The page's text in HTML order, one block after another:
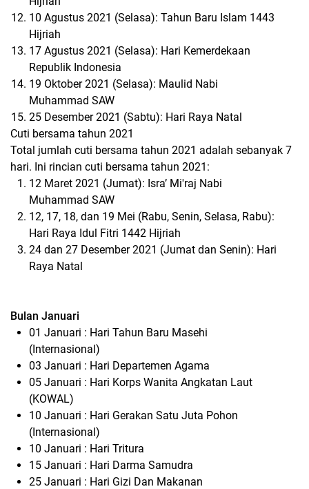
10 Agustus 2021 (Selasa): Tahun Baru Islam 1443
Hijriah
17 Agustus 2021 (Selasa): Hari Kemerdekaan
Republik Indonesia
19 Oktober 2021 (Selasa): Maulid Nabi
Muhammad SAW
25 Desember 2021 (Sabtu): Hari Raya Natal
Cuti bersama tahun 2021
Total jumlah cuti bersama tahun 2021 adalah sebanyak 7
hari. Ini rincian cuti bersama tahun 2021:
12 Maret 2021 (Jumat): Isra’ Mi'raj Nabi
Muhammad SAW
12, 17, 18, dan 19 Mei (Rabu, Senin, Selasa, Rabu):
Hari Raya Idul Fitri 1442 Hijriah
24 dan 27 Desember 2021 (Jumat dan Senin): Hari
Raya Natal
Bulan Januari
01 Januari : Hari Tahun Baru Masehi
(Internasional)
03 Januari : Hari Departemen Agama
05 Januari : Hari Korps Wanita Angkatan Laut
(KOWAL)
10 Januari : Hari Gerakan Satu Juta Pohon
(Internasional)
10 Januari : Hari Tritura
15 Januari : Hari Darma Samudra
25 Januari : Hari Gizi Dan Makanan